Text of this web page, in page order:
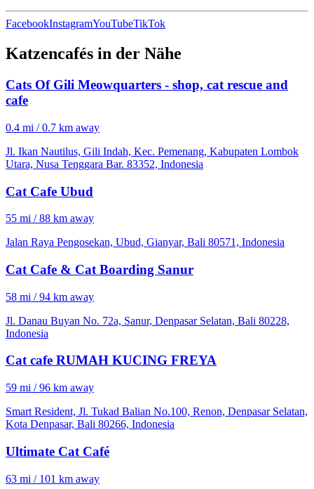
FacebookInstagramYouTubeTikTok
Katzencafés in der Nähe
Cats Of Gili Meowquarters - shop, cat rescue and
cafe
0.4 mi / 0.7 km away
Jl. Ikan Nautilus, Gili Indah, Kec. Pemenang, Kabupaten Lombok
Utara, Nusa Tenggara Bar. 83352, Indonesia
Cat Cafe Ubud
55 mi / 88 km away
Jalan Raya Pengosekan, Ubud, Gianyar, Bali 80571, Indonesia
Cat Cafe & Cat Boarding Sanur
58 mi / 94 km away
Jl. Danau Buyan No. 72a, Sanur, Denpasar Selatan, Bali 80228,
Indonesia
Cat cafe RUMAH KUCING FREYA
59 mi / 96 km away
Smart Resident, Jl. Tukad Balian No.100, Renon, Denpasar Selatan,
Kota Denpasar, Bali 80266, Indonesia
Ultimate Cat Café
63 mi / 101 km away